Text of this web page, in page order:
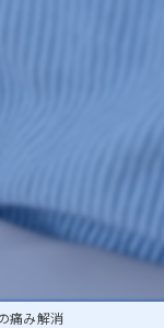
痛み解消